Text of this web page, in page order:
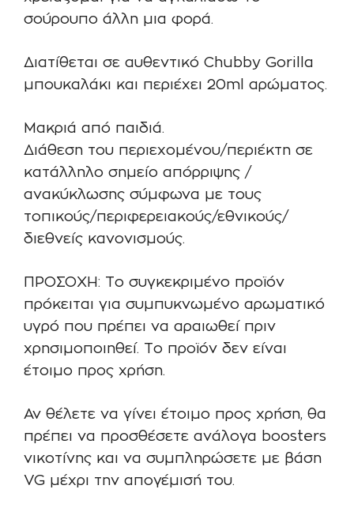
σούρουπο άλλη μια φορά.
Διατίθεται σε αυθεντικό Chubby Gorilla
μπουκαλάκι και περιέχει 20ml αρώματος.
Μακριά από παιδιά.
Διάθεση του περιεχομένου/περιέκτη σε
κατάλληλο σημείο απόρριψης /
ανακύκλωσης σύμφωνα με τους
τοπικούς/περιφερειακούς/εθνικούς/
διεθνείς κανονισμούς.
ΠΡΟΣΟΧΗ: Το συγκεκριμένο προϊόν
πρόκειται για συμπυκνωμένο αρωματικό
υγρό που πρέπει να αραιωθεί πριν
χρησιμοποιηθεί. Το προϊόν δεν είναι
έτοιμο προς χρήση.
Αν θέλετε να γίνει έτοιμο προς χρήση, θα
πρέπει να προσθέσετε ανάλογα boosters
νικοτίνης και να συμπληρώσετε με βάση
VG μέχρι την απογέμισή του.